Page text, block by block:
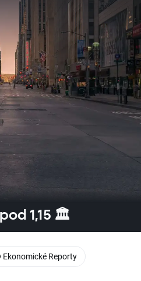
1,15 🏛️
Ekonomické Reporty